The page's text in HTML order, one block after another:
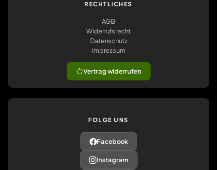
RECHTLICHES
AGB
Widerrufsrecht
Datenschutz
Impressum
Vertrag widerrufen
FOLGE UNS
Facebook
Instagram